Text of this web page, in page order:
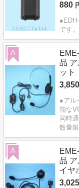
880
です。
品
ット
3,850
●アル
能な
同時
数量限
A
品
イヤ
3,025
A